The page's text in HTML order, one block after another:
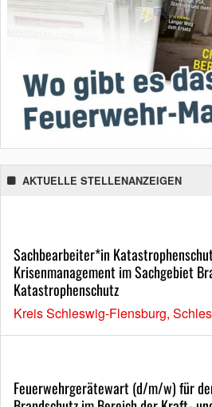
AKTUELLE STELLENANZEIGEN
Sachbearbeiter*in
Krisenmanagement im Sachgebiet
Katastrophenschutz
Kreis Schleswig-Flensburg,
Feuerwehrgerätewart (d/m/w) für